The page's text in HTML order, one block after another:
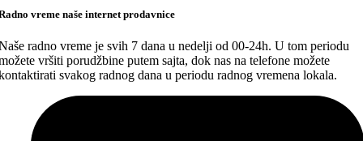
vreme naše internet prodavnice
radno vreme je svih 7 dana u nedelji od 00-24h. U tom periodu
vršiti porudžbine putem sajta, dok nas na telefone možete
svakog radnog dana u periodu radnog vremena lokala.